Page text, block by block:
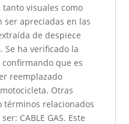
visuales como
ser apreciadas en las
de despiece
Se ha verificado la
que es
reemplazado
Otras
términos relacionados
CABLE GAS. Este